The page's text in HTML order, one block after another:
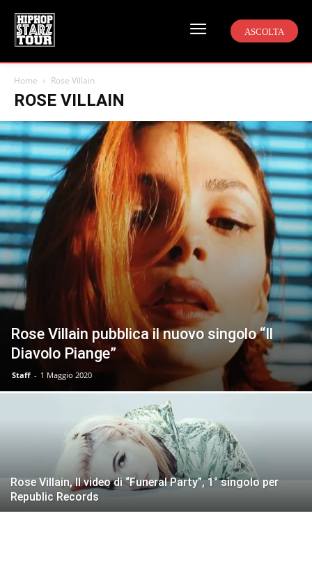
ASCOLTA
Home Rose Villain
ROSE VILLAIN
Rose Villain pubblica il nuovo singolo “Il
Diavolo Piange”
Staff - 1 Maggio 2020
Rose Villain, Il video di “Funeral Party”, 1° singolo per
Republic Records